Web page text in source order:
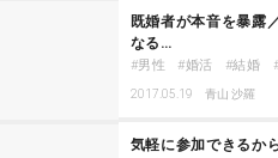
既婚者が本音を暴露
なる…
男性 婚活 結婚
2017.05.19 青山 沙羅
気軽に参加できるか